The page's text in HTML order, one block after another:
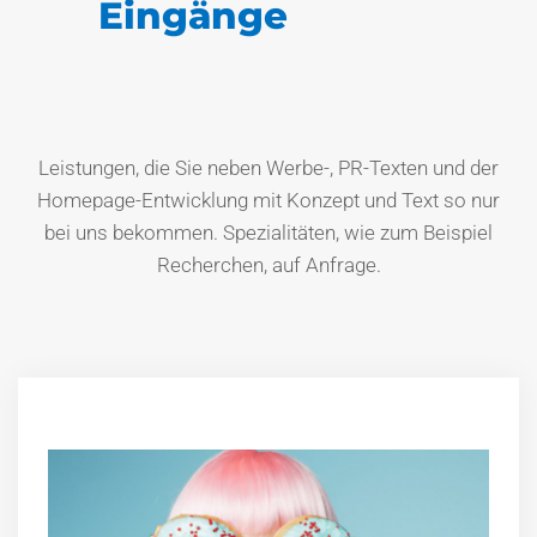
Eingänge
Leistungen, die Sie neben Werbe-, PR-Texten und der
Homepage-Entwicklung mit Konzept und Text so nur
bei uns bekommen. Spezialitäten, wie zum Beispiel
Recherchen, auf Anfrage.